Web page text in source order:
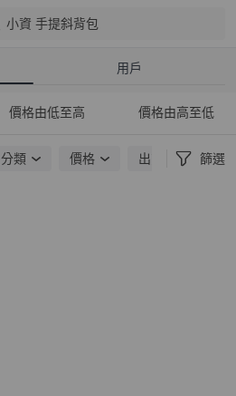
小資 手提斜背包
用戶
價格由低至高 價格由高至低
分類 價格 出貨地點 篩選